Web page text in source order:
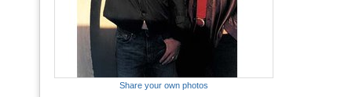
Share your own photos